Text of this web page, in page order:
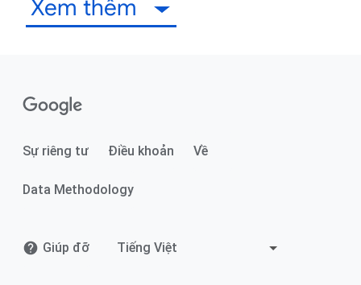
Xem thêm
Sự riêng tư Điều khoản Về
Data Methodology
Giúp đỡ